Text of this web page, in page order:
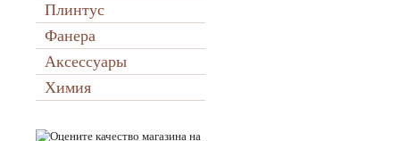
Плинтус
Фанера
Аксессуары
Химия